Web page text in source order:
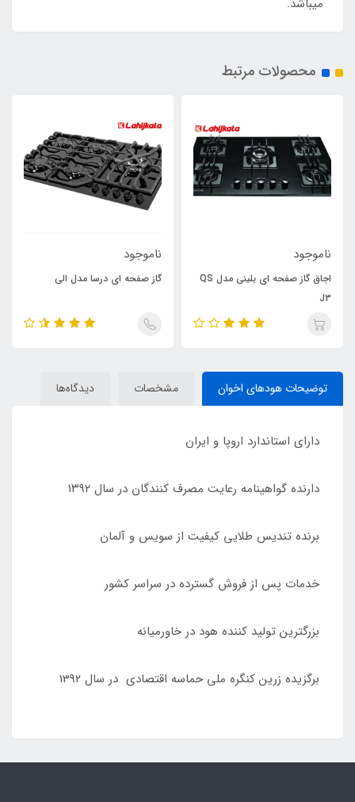
میباشد.
محصولات مرتبط
ناموجود
اجاق گاز صفحه ای بلینی مدل QS
J3
ناموجود
گاز صفحه ای درسا مدل الی
توضیحات هودهای اخوان مشخصات دیدگاه‌ها
دارای استاندارد اروپا و ایران
دارنده گواهینامه رعایت مصرف کنندگان در سال ۱۳۹۲
برنده تندیس طلایی کیفیت از سویس و آلمان
خدمات پس از فروش گسترده در سراسر کشور
بزرگترین تولید کننده هود در خاورمیانه
برگزیده زرین کنگره ملی حماسه اقتصادی در سال 1392